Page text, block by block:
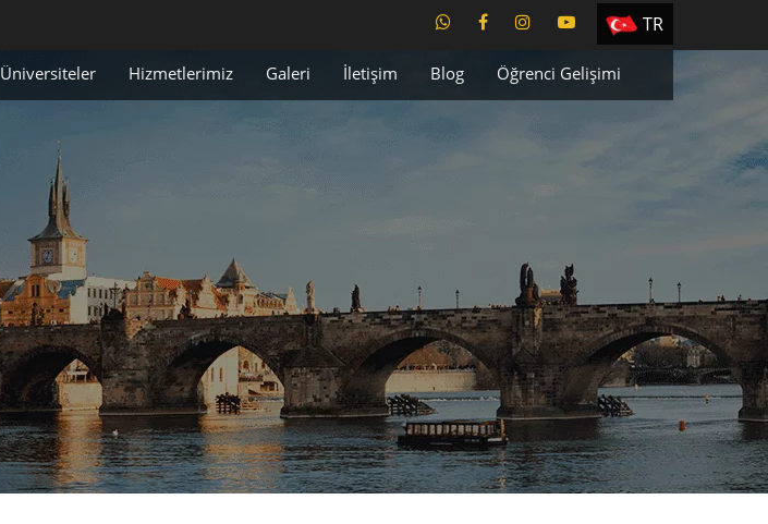
ES
TR
Üniversiteler Hizmetlerimiz Galeri İletişim Blog Öğrenci Gelişimi